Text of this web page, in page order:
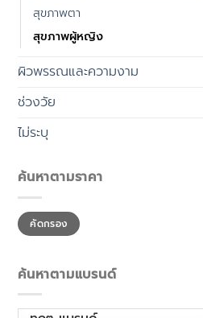
สุขภาพตา
สุขภาพผู้หญิง
ผิวพรรณและความงาม
ช่วงวัย
ไม่ระบุ
ค้นหาตามราคา
ราคา
ต่ำ
สุด
ราคา
สูงสุดคัดกรอง
ค้นหาตามแบรนด์